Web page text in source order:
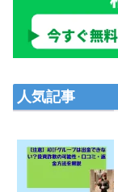
人気記事